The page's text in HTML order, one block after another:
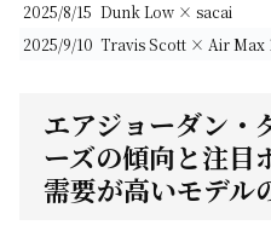
2025/8/15 Dunk Low × sacai
2025/9/10 Travis Scott × Air Max
エアジョーダン・
ーズの傾向と注目
需要が高いモデル